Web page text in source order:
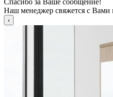
Спасибо за Ваше сообщение!
Наш менеджер свяжется с Вами